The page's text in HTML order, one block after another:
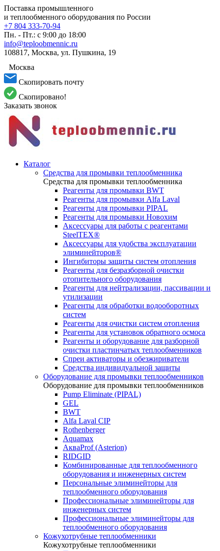
Поставка промышленного
и теплообменного оборудования по России
+7 804 333-70-94
Пн. - Пт.: с 9:00 до 18:00
info@teploobmennic.ru
108817, Москва, ул. Пушкина, 19
Москва
Скопировать почту
Скопировано!
Заказать звонок
Каталог
Средства для промывки теплообменника
Средства для промывки теплообменника
Реагенты для промывки BWT
Реагенты для промывки Alfa Laval
Реагенты для промывки PIPAL
Реагенты для промывки Новохим
Аксессуары для работы с реагентами
SteelTEX®
Аксессуары для удобства эксплуатации
элиминейторов®
Ингибиторы защиты систем отопления
Реагенты для безразборной очистки
отопительного оборудования
Реагенты для нейтрализации, пассивации и
утилизации
Реагенты для обработки водооборотных
систем
Реагенты для очистки систем отопления
Реагенты для установок обратного осмоса
Реагенты и оборудование для разборной
очистки пластинчатых теплообменников
Спреи активаторы и обезжириватели
Средства индивидуальной защиты
Оборудование для промывки теплообменников
Оборудование для промывки теплообменников
Pump Eliminate (PIPAL)
GEL
BWT
Alfa Laval CIP
Rothenberger
Aquamax
АкваProf (Asterion)
RIDGID
Комбинированные для теплообменного
оборудования и инженерных систем
Персональные элиминейторы для
теплообменного оборудования
Профессиональные элиминейторы для
инженерных систем
Профессиональные элиминейторы для
теплообменного оборудования
Кожухотрубные теплообменники
Кожухотрубные теплообменники